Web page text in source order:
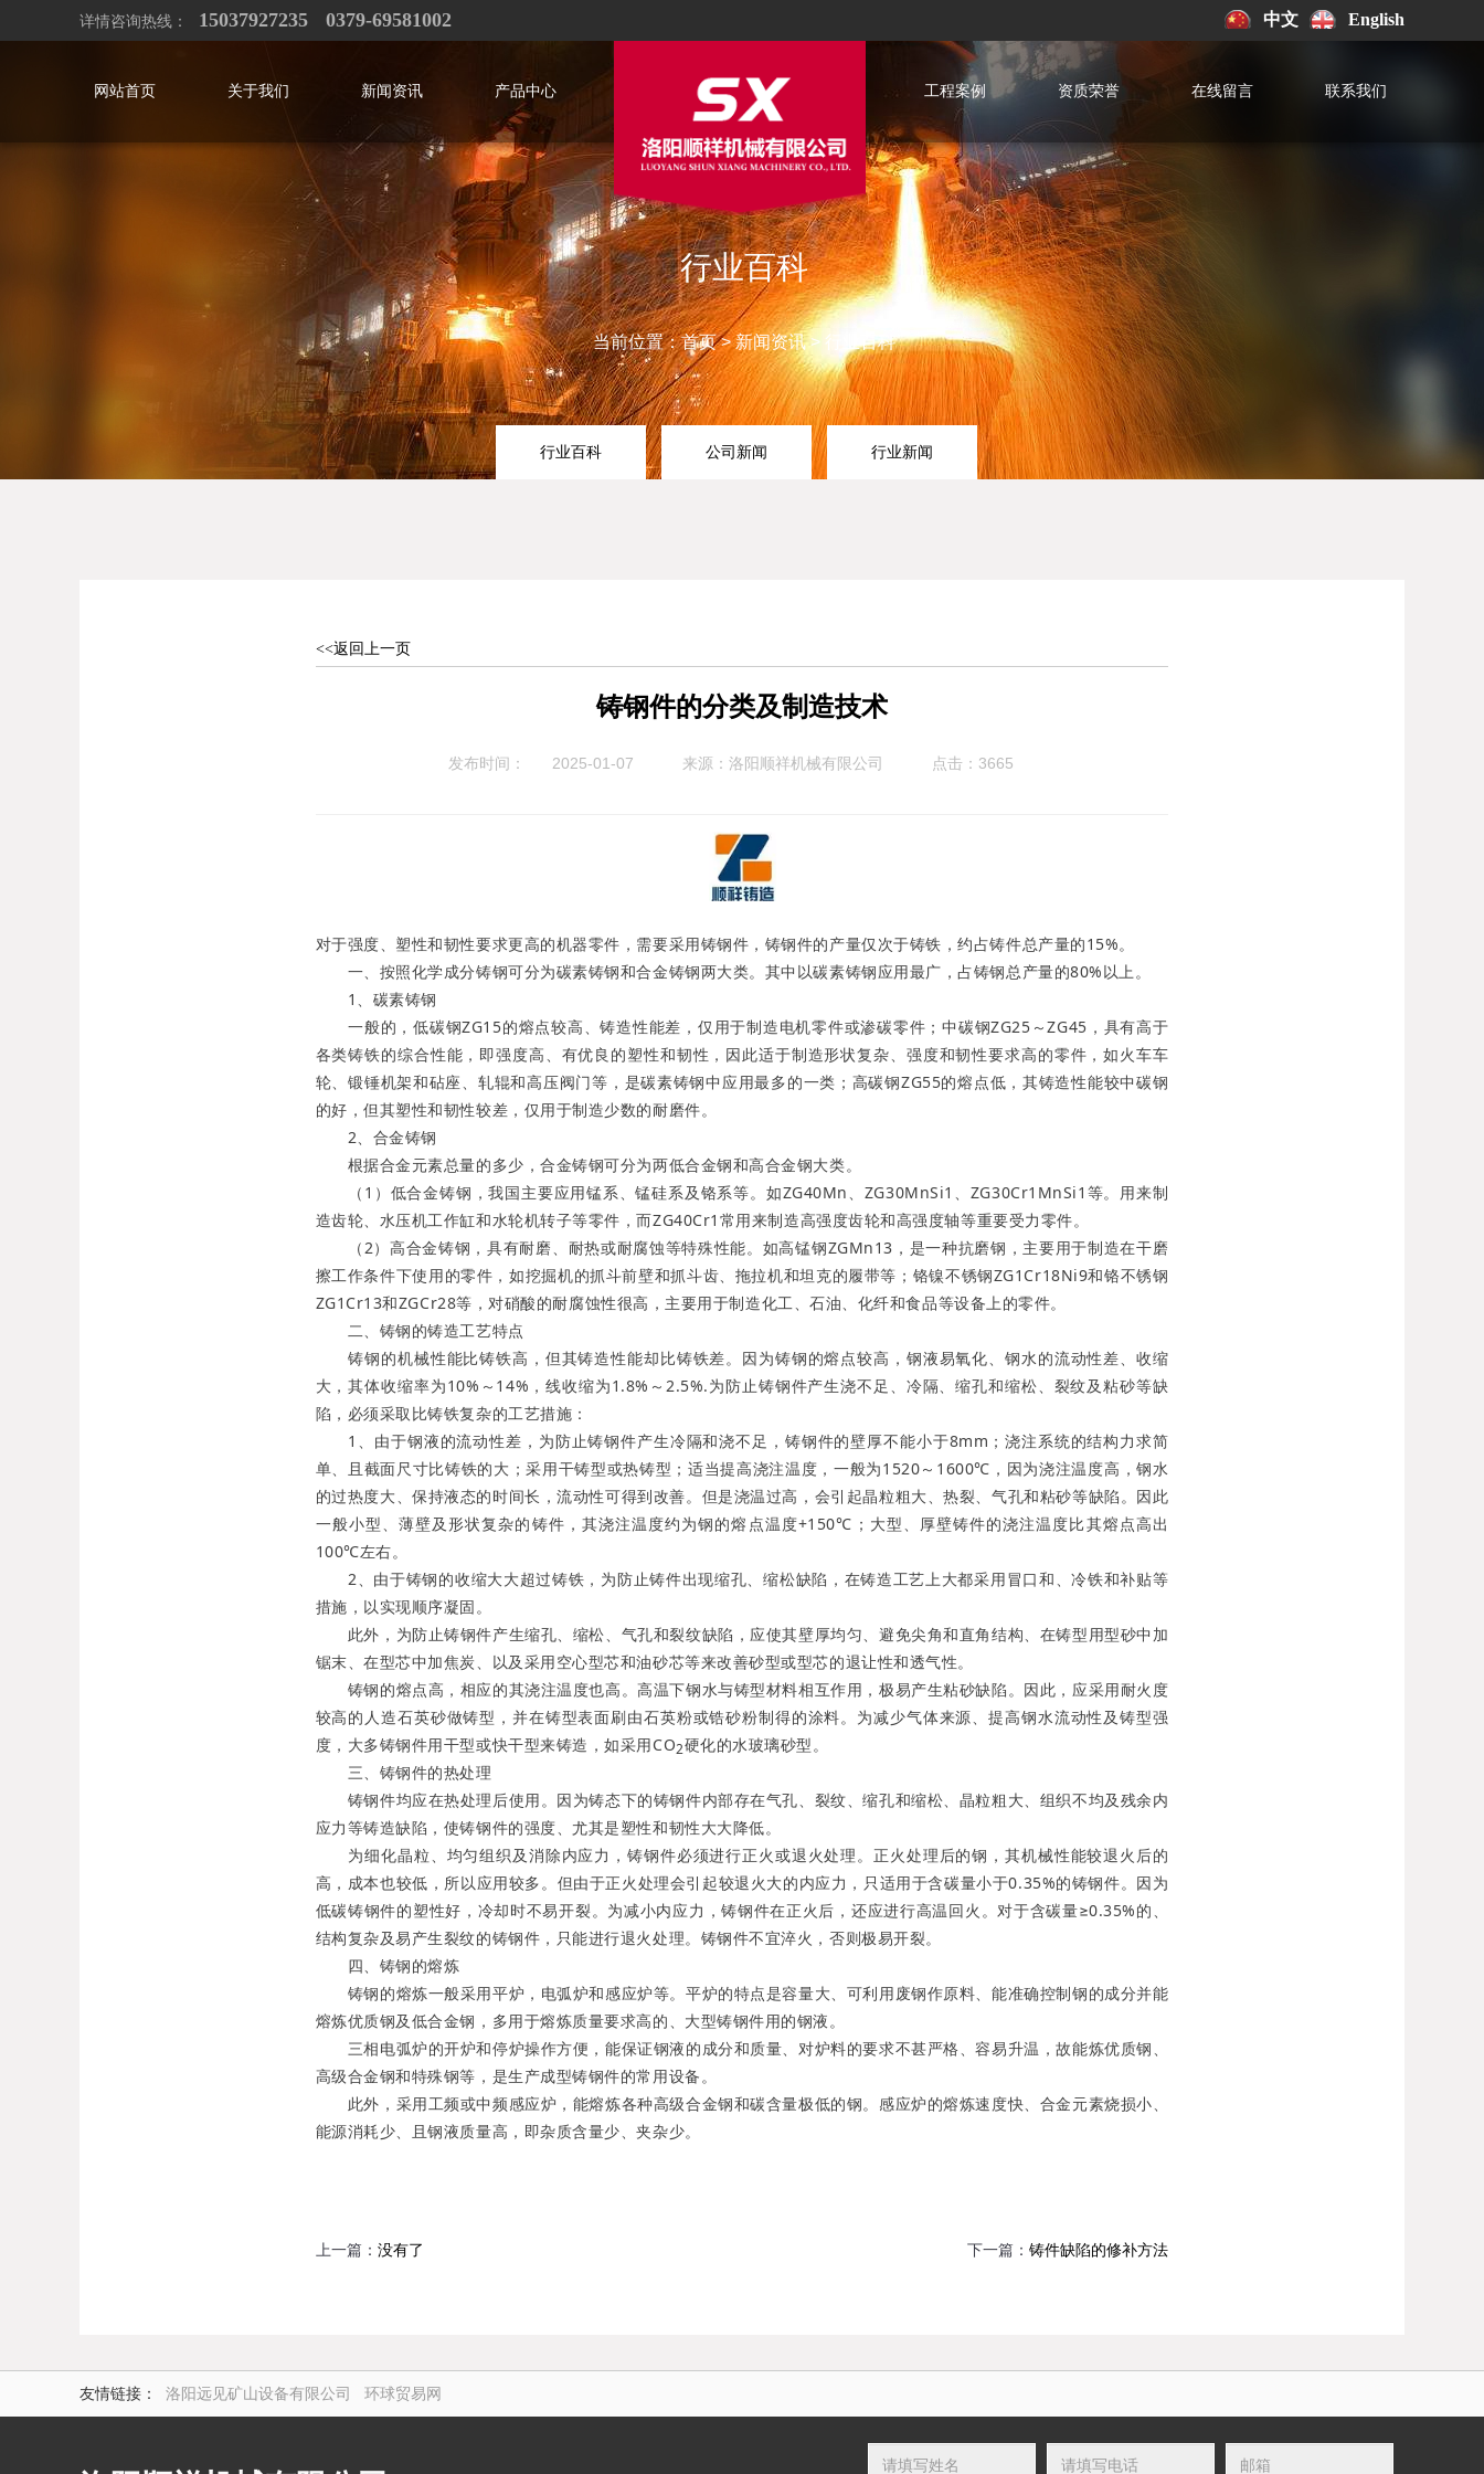
详情咨询热线： 15037927235 0379-69581002 中文 English
网站首页 关于我们 新闻资讯 产品中心 工程案例 资质荣誉 在线留言 联系我们
行业百科
当前位置：首页>新闻资讯> 行业百科
行业百科 公司新闻 行业新闻
<<返回上一页
铸钢件的分类及制造技术
发布时间： 2025-01-07 来源：洛阳顺祥机械有限公司 点击：3665
对于强度、塑性和韧性要求更高的机器零件，需要采用铸钢件，铸钢件的产量仅次于铸铁，约占铸件总产量的15%。
一、按照化学成分铸钢可分为碳素铸钢和合金铸钢两大类。其中以碳素铸钢应用最广，占铸钢总产量的80%以上。
1、碳素铸钢
一般的，低碳钢ZG15的熔点较高、铸造性能差，仅用于制造电机零件或渗碳零件；中碳钢ZG25～ZG45，具有高于
各类铸铁的综合性能，即强度高、有优良的塑性和韧性，因此适于制造形状复杂、强度和韧性要求高的零件，如火车车
轮、锻锤机架和砧座、轧辊和高压阀门等，是碳素铸钢中应用最多的一类；高碳钢ZG55的熔点低，其铸造性能较中碳钢
的好，但其塑性和韧性较差，仅用于制造少数的耐磨件。
2、合金铸钢
根据合金元素总量的多少，合金铸钢可分为两低合金钢和高合金钢大类。
（1）低合金铸钢，我国主要应用锰系、锰硅系及铬系等。如ZG40Mn、ZG30MnSi1、ZG30Cr1MnSi1等。用来制
造齿轮、水压机工作缸和水轮机转子等零件，而ZG40Cr1常用来制造高强度齿轮和高强度轴等重要受力零件。
（2）高合金铸钢，具有耐磨、耐热或耐腐蚀等特殊性能。如高锰钢ZGMn13，是一种抗磨钢，主要用于制造在干磨
擦工作条件下使用的零件，如挖掘机的抓斗前壁和抓斗齿、拖拉机和坦克的履带等；铬镍不锈钢ZG1Cr18Ni9和铬不锈钢
ZG1Cr13和ZGCr28等，对硝酸的耐腐蚀性很高，主要用于制造化工、石油、化纤和食品等设备上的零件。
二、铸钢的铸造工艺特点
铸钢的机械性能比铸铁高，但其铸造性能却比铸铁差。因为铸钢的熔点较高，钢液易氧化、钢水的流动性差、收缩
大，其体收缩率为10%～14%，线收缩为1.8%～2.5%.为防止铸钢件产生浇不足、冷隔、缩孔和缩松、裂纹及粘砂等缺
陷，必须采取比铸铁复杂的工艺措施：
1、由于钢液的流动性差，为防止铸钢件产生冷隔和浇不足，铸钢件的壁厚不能小于8mm；浇注系统的结构力求简
单、且截面尺寸比铸铁的大；采用干铸型或热铸型；适当提高浇注温度，一般为1520～1600℃，因为浇注温度高，钢水
的过热度大、保持液态的时间长，流动性可得到改善。但是浇温过高，会引起晶粒粗大、热裂、气孔和粘砂等缺陷。因此
一般小型、薄壁及形状复杂的铸件，其浇注温度约为钢的熔点温度+150℃；大型、厚壁铸件的浇注温度比其熔点高出
100℃左右。
2、由于铸钢的收缩大大超过铸铁，为防止铸件出现缩孔、缩松缺陷，在铸造工艺上大都采用冒口和、冷铁和补贴等
措施，以实现顺序凝固。
此外，为防止铸钢件产生缩孔、缩松、气孔和裂纹缺陷，应使其壁厚均匀、避免尖角和直角结构、在铸型用型砂中加
锯末、在型芯中加焦炭、以及采用空心型芯和油砂芯等来改善砂型或型芯的退让性和透气性。
铸钢的熔点高，相应的其浇注温度也高。高温下钢水与铸型材料相互作用，极易产生粘砂缺陷。因此，应采用耐火度
较高的人造石英砂做铸型，并在铸型表面刷由石英粉或锆砂粉制得的涂料。为减少气体来源、提高钢水流动性及铸型强
度，大多铸钢件用干型或快干型来铸造，如采用CO2硬化的水玻璃砂型。
三、铸钢件的热处理
铸钢件均应在热处理后使用。因为铸态下的铸钢件内部存在气孔、裂纹、缩孔和缩松、晶粒粗大、组织不均及残余内
应力等铸造缺陷，使铸钢件的强度、尤其是塑性和韧性大大降低。
为细化晶粒、均匀组织及消除内应力，铸钢件必须进行正火或退火处理。正火处理后的钢，其机械性能较退火后的
高，成本也较低，所以应用较多。但由于正火处理会引起较退火大的内应力，只适用于含碳量小于0.35%的铸钢件。因为
低碳铸钢件的塑性好，冷却时不易开裂。为减小内应力，铸钢件在正火后，还应进行高温回火。对于含碳量≥0.35%的、
结构复杂及易产生裂纹的铸钢件，只能进行退火处理。铸钢件不宜淬火，否则极易开裂。
四、铸钢的熔炼
铸钢的熔炼一般采用平炉，电弧炉和感应炉等。平炉的特点是容量大、可利用废钢作原料、能准确控制钢的成分并能
熔炼优质钢及低合金钢，多用于熔炼质量要求高的、大型铸钢件用的钢液。
三相电弧炉的开炉和停炉操作方便，能保证钢液的成分和质量、对炉料的要求不甚严格、容易升温，故能炼优质钢、
高级合金钢和特殊钢等，是生产成型铸钢件的常用设备。
此外，采用工频或中频感应炉，能熔炼各种高级合金钢和碳含量极低的钢。感应炉的熔炼速度快、合金元素烧损小、
能源消耗少、且钢液质量高，即杂质含量少、夹杂少。
上一篇： 没有了 下一篇：铸件缺陷的修补方法
友情链接： 洛阳远见矿山设备有限公司 环球贸易网